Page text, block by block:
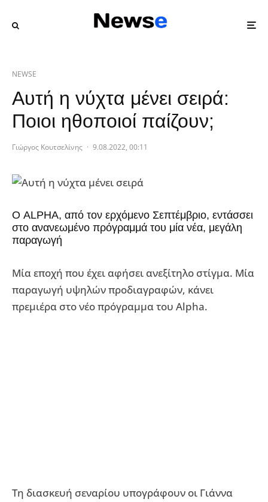
NEWSE
Αυτή η νύχτα μένει σειρά:
Ποιοι ηθοποιοί παίζουν;
Γιώργος Κουτσελίνης · 9.08.2022, 00:11
Ο ALPHA, από τον ερχόμενο Σεπτέμβριο, εντάσσει
στο ανανεωμένο πρόγραμμά του μία νέα, μεγάλη
παραγωγή
Μία εποχή που έχει αφήσει ανεξίτηλο στίγμα. Μία
παραγωγή υψηλών προδιαγραφών, κάνει
πρεμιέρα στο νέο πρόγραμμα του Alpha.
Τη διασκευή σεναρίου υπογράφουν οι Γιάννα